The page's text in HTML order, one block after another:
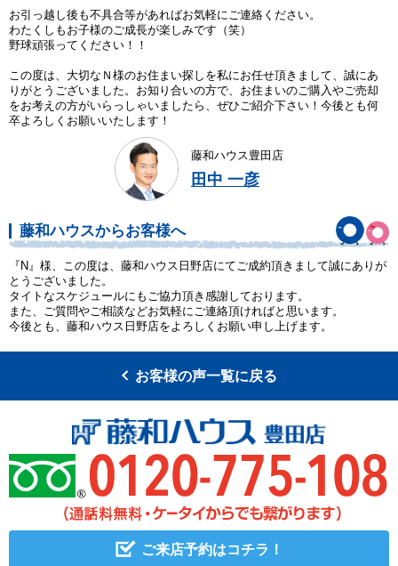
お引っ越し後も不具合等があればお気軽にご連絡ください。
わたくしもお子様のご成長が楽しみです（笑）
野球頑張ってください！！
この度は、大切なＮ様のお住まい探しを私にお任せ頂きまして、誠にあ
りがとうございました。お知り合いの方で、お住まいのご購入やご売却
をお考えの方がいらっしゃいましたら、ぜひご紹介下さい！今後とも何
卒よろしくお願いいたします！
藤和ハウス豊田店
田中 一彦
藤和ハウスからお客様へ
『N』様、この度は、藤和ハウス日野店にてご成約頂きまして誠にありが
とうございました。
タイトなスケジュールにもご協力頂き感謝しております。
また、ご質問やご相談などお気軽にご連絡頂ければと思います。
今後とも、藤和ハウス日野店をよろしくお願い申し上げます。
お客様の声一覧に戻る
ご来店予約はコチラ！